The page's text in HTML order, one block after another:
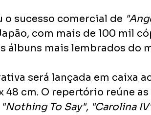
o sucesso comercial de
com mais de 100 mil
álbuns mais lembrados do
será lançada em caixa
48 cm. O repertório reúne
"Nothing To Say", "Carolina